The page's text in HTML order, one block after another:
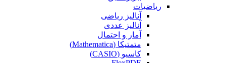
ریاضیات
آنالیز ریاضی
آنالیز عددی
آمار و احتمال
متمتیکا (Mathematica)
کاسیو (CASIO)